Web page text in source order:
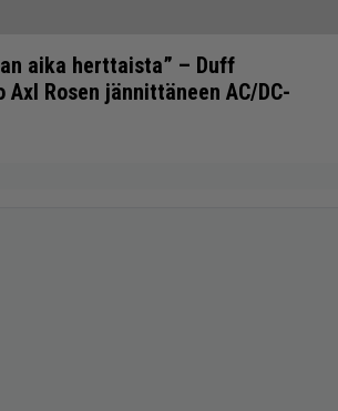
aika herttaista” – Duff
Rosen jännittäneen AC/DC-